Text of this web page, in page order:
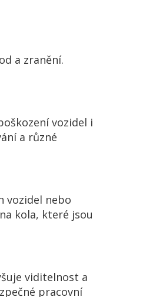
a zranění.
vozidel i
a různé
vozidel nebo
kola, které jsou
viditelnost a
pracovní